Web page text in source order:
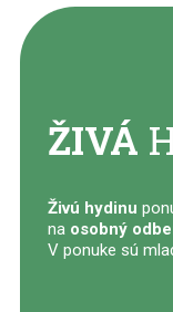
ŽIVÁ
Živú hydinu
na osobný
V ponuke sú